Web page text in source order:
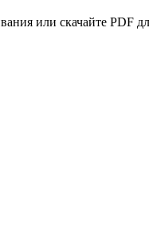
или скачайте PDF